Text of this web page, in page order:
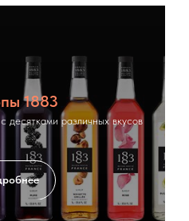
1883
различных вкусов